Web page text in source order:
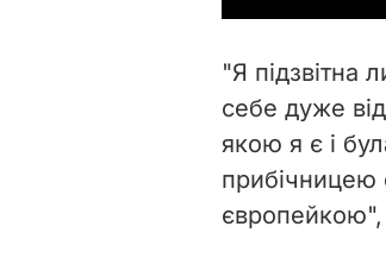
"Я підзвітна
себе дуже
якою я є і
прибічницею
європейкою",